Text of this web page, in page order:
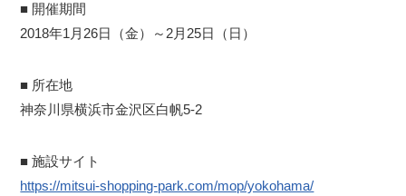
■ 開催期間
2018年1月26日（金）～2月25日（日）
■ 所在地
神奈川県横浜市金沢区白帆5-2
■ 施設サイト
https://mitsui-shopping-park.com/mop/yokohama/